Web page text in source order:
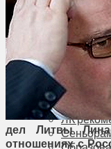
Выбор
Калейдоскоп
Армия
Сейм Литвы
Культура
Больше
Туризм
ЛК
дел Литвы
отношениях с